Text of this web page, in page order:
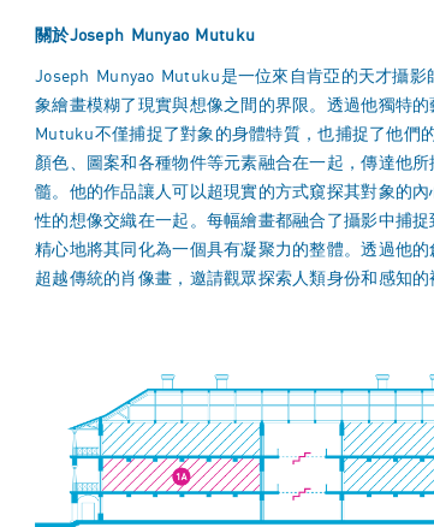
關於Joseph Munyao Mutuku
Joseph Munyao Mutuku是一位來自肯亞的天才攝影
象繪畫模糊了現實與想像之間的界限。透過他獨特的
Mutuku不僅捕捉了對象的身體特質，也捕捉了他們
顏色、圖案和各種物件等元素融合在一起，傳達他
髓。他的作品讓人可以超現實的方式窺探其對象的內
性的想像交織在一起。每幅繪畫都融合了攝影中捕捉
精心地將其同化為一個具有凝聚力的整體。透過他的
超越傳統的肖像畫，邀請觀眾探索人類身份和感知的